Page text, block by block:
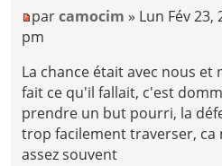
parcamocim » Lun Fév 23,
pm
La chance était avec nous et
fait ce qu'il fallait, c'est
prendre un but pourri, la
trop facilement traverser, ca
assez souvent